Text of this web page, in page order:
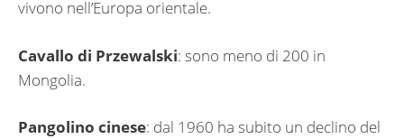
vivono nell’Europa orientale.
Cavallo di Przewalski: sono meno di 200 in
Mongolia.
Pangolino cinese: dal 1960 ha subito un declino del